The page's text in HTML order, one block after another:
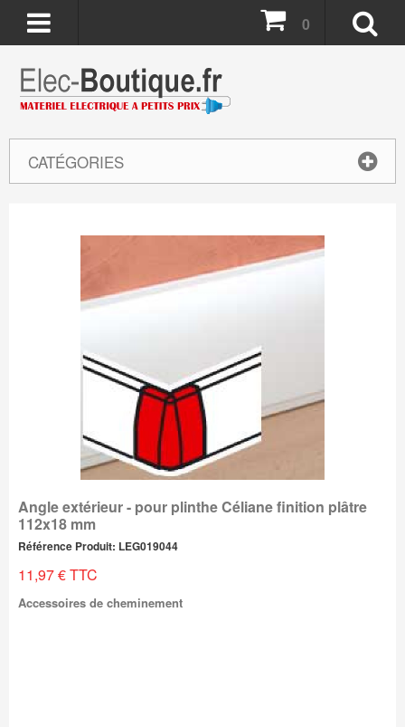
CATÉGORIES
0
Angle extérieur - pour plinthe Céliane finition plâtre
112x18 mm
Référence Produit: LEG019044
11,97 € TTC
Accessoires de cheminement